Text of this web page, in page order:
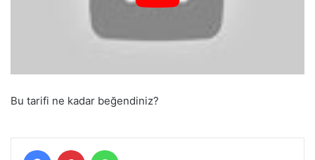
Bu tarifi ne kadar beğendiniz?
FacebookPinterest